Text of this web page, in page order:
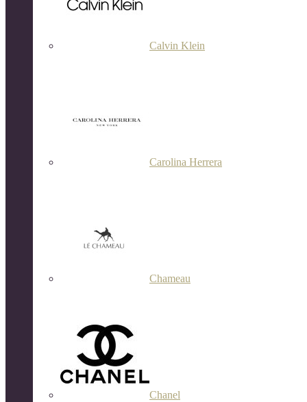
Calvin Klein
Carolina Herrera
Chameau
Chanel